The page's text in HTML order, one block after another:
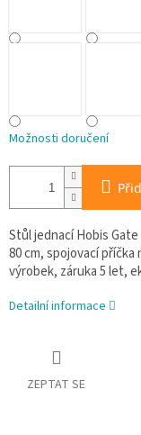
Možnosti doručení
Stůl jednací Hobis Gate
80 cm, spojovací
výrobek, záruka 5 let,
Detailní informace
ZEPTAT SE